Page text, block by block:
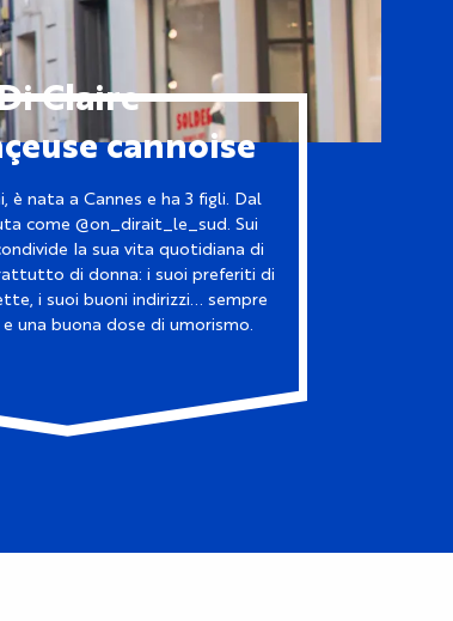
Claire
cannoise
è nata a Cannes e ha 3 figli. Dal
come @on_dirait_le_sud. Sui
la sua vita quotidiana di
di donna: i suoi preferiti di
i suoi buoni indirizzi... sempre
una buona dose di umorismo.